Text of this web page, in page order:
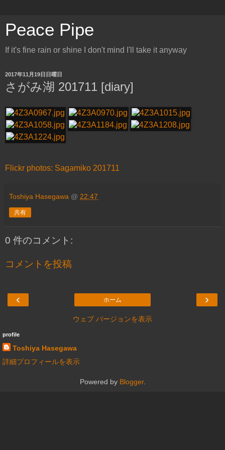
Peace Pipe
If it's fine rain or shine I don't mind I'll take it anyway
2017年11月19日日曜日
さがみ湖 201711 [diary]
Flickr photos: Sagamiko 201711
Toshiya Hasegawa @ 22:47
共有
0 件のコメント:
コメントを投稿
‹ ›
ホーム
ウェブ バージョンを表示
profile
Toshiya Hasegawa
詳細プロフィールを表示
Powered by Blogger.